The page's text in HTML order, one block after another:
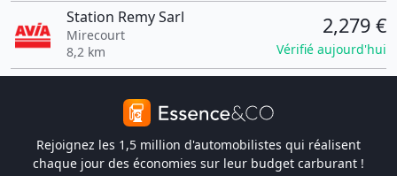
Station Remy Sarl
Mirecourt
8,2 km
2,279 €
Vérifié aujourd'hui
Rejoignez les 1,5 million d'automobilistes qui réalisent
chaque jour des économies sur leur budget carburant !